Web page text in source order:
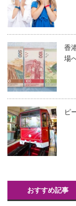
香
場
ピ
おすすめ記事